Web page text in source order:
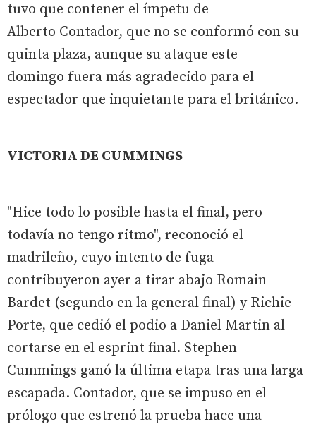
tuvo que contener el ímpetu de
Alberto Contador, que no se conformó con su
quinta plaza, aunque su ataque este
domingo fuera más agradecido para el
espectador que inquietante para el británico.
VICTORIA DE CUMMINGS
"Hice todo lo posible hasta el final, pero
todavía no tengo ritmo", reconoció el
madrileño, cuyo intento de fuga
contribuyeron ayer a tirar abajo Romain
Bardet (segundo en la general final) y Richie
Porte, que cedió el podio a Daniel Martin al
cortarse en el esprint final. Stephen
Cummings ganó la última etapa tras una larga
escapada. Contador, que se impuso en el
prólogo que estrenó la prueba hace una